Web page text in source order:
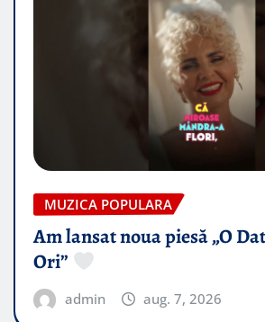
MUZICA POPULARA
Am lansat noua piesă „O
Ori”
admin aug. 7, 2026